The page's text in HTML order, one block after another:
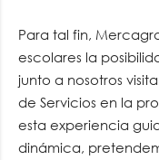
Para tal fin,
escolares la
junto a nosotros
de Servicios en la
esta experiencia
dinámica,